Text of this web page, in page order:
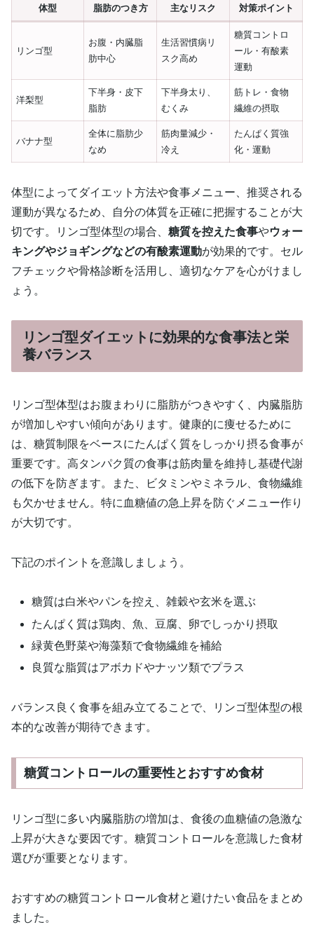
体型 脂肪のつき方 主なリスク 対策ポイント
リンゴ型
お腹・内臓脂
肪中心
生活習慣病リ
スク高め
糖質コントロ
ール・有酸素
運動
洋梨型
下半身・皮下
脂肪
下半身太り、
むくみ
筋トレ・食物
繊維の摂取
バナナ型
全体に脂肪少
なめ
筋肉量減少・
冷え
たんぱく質強
化・運動
体型によってダイエット方法や食事メニュー、推奨される
運動が異なるため、自分の体質を正確に把握することが大
切です。リンゴ型体型の場合、 糖質を控えた食事やウォー
キングやジョギングなどの有酸素運動が効果的です。セル
フチェックや骨格診断を活用し、適切なケアを心がけまし
ょう。
リンゴ型ダイエットに効果的な食事法と栄
養バランス
リンゴ型体型はお腹まわりに脂肪がつきやすく、内臓脂肪
が増加しやすい傾向があります。健康的に痩せるために
は、糖質制限をベースにたんぱく質をしっかり摂る食事が
重要です。高タンパク質の食事は筋肉量を維持し基礎代謝
の低下を防ぎます。また、ビタミンやミネラル、食物繊維
も欠かせません。特に血糖値の急上昇を防ぐメニュー作り
が大切です。
下記のポイントを意識しましょう。
糖質は白米やパンを控え、雑穀や玄米を選ぶ
たんぱく質は鶏肉、魚、豆腐、卵でしっかり摂取
緑黄色野菜や海藻類で食物繊維を補給
良質な脂質はアボカドやナッツ類でプラス
バランス良く食事を組み立てることで、リンゴ型体型の根
本的な改善が期待できます。
糖質コントロールの重要性とおすすめ食材
リンゴ型に多い内臓脂肪の増加は、食後の血糖値の急激な
上昇が大きな要因です。糖質コントロールを意識した食材
選びが重要となります。
おすすめの糖質コントロール食材と避けたい食品をまとめ
ました。